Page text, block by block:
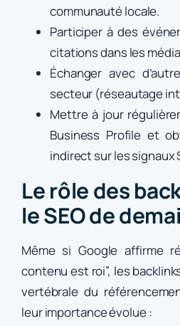
communauté locale.
Participer à des
citations dans les
Échanger avec
secteur (réseautage
Mettre à jour
Business Profile et
indirect sur les signaux
Le rôle des
le SEO de
Même si Google affirme
contenu est roi”, les
vertébrale du
leur importance évolue :